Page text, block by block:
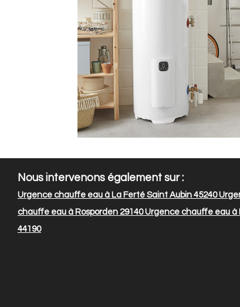
Nous intervenons également sur :
Urgence chauffe eau à La Ferté Saint Aubin 45240
chauffe eau à Rosporden 29140Urgence chauffe eau à
44190